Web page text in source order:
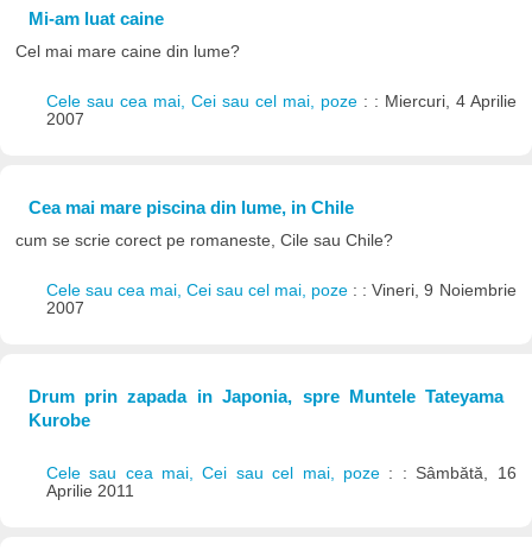
Mi-am luat caine
Cel mai mare caine din lume?
Cele sau cea mai, Cei sau cel mai, poze : : Miercuri, 4 Aprilie
2007
Cea mai mare piscina din lume, in Chile
cum se scrie corect pe romaneste, Cile sau Chile?
Cele sau cea mai, Cei sau cel mai, poze : : Vineri, 9 Noiembrie
2007
Drum prin zapada in Japonia, spre Muntele Tateyama
Kurobe
Cele sau cea mai, Cei sau cel mai, poze : : Sâmbătă, 16
Aprilie 2011